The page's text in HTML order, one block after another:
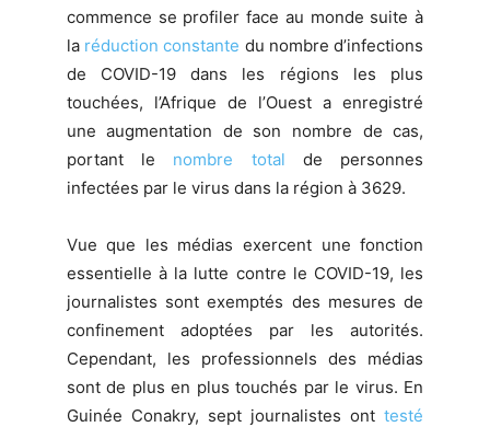
commence se profiler face au monde suite à
la réduction constante du nombre d’infections
de COVID-19 dans les régions les plus
touchées, l’Afrique de l’Ouest a enregistré
une augmentation de son nombre de cas,
portant le nombre total de personnes
infectées par le virus dans la région à 3629.
Vue que les médias exercent une fonction
essentielle à la lutte contre le COVID-19, les
journalistes sont exemptés des mesures de
confinement adoptées par les autorités.
Cependant, les professionnels des médias
sont de plus en plus touchés par le virus. En
Guinée Conakry, sept journalistes onttesté